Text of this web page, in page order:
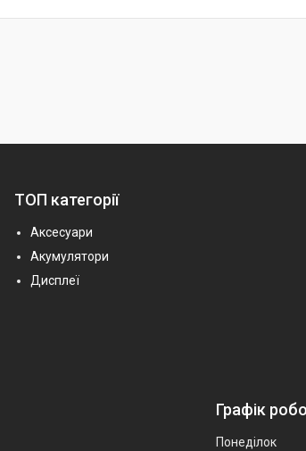
ТОП категорії
Аксесуари
Акумулятори
Дисплеї
Графік
Понеділок